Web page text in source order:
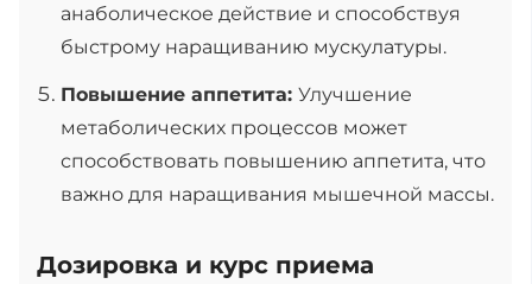
анаболическое действие и способствуя
быстрому наращиванию мускулатуры.
Повышение аппетита: Улучшение
метаболических процессов может
способствовать повышению аппетита, что
важно для наращивания мышечной массы.
Дозировка и курс приема